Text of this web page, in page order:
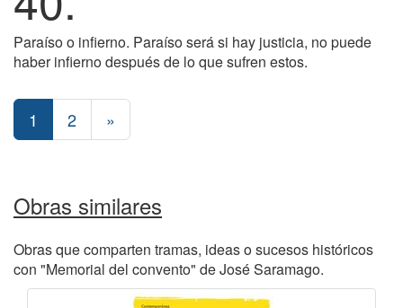
Paraíso o infierno. Paraíso será si hay justicia, no puede
haber infierno después de lo que sufren estos.
1 2 »
Obras similares
Obras que comparten tramas, ideas o sucesos históricos
con "Memorial del convento" de José Saramago.